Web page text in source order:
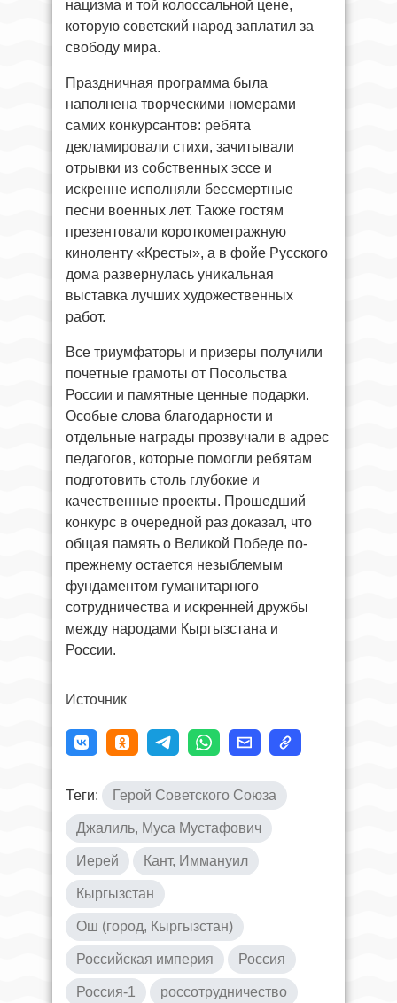
нацизма и той колоссальной цене,
которую советский народ заплатил за
свободу мира.
Праздничная программа была
наполнена творческими номерами
самих конкурсантов: ребята
декламировали стихи, зачитывали
отрывки из собственных эссе и
искренне исполняли бессмертные
песни военных лет. Также гостям
презентовали короткометражную
киноленту «Кресты», а в фойе Русского
дома развернулась уникальная
выставка лучших художественных
работ.
Все триумфаторы и призеры получили
почетные грамоты от Посольства
России и памятные ценные подарки.
Особые слова благодарности и
отдельные награды прозвучали в адрес
педагогов, которые помогли ребятам
подготовить столь глубокие и
качественные проекты. Прошедший
конкурс в очередной раз доказал, что
общая память о Великой Победе по-
прежнему остается незыблемым
фундаментом гуманитарного
сотрудничества и искренней дружбы
между народами Кыргызстана и
России.
Источник
Теги: Герой Советского Союза
Джалиль, Муса Мустафович
Иерей Кант, Иммануил
Кыргызстан
Ош (город, Кыргызстан)
Российская империя Россия
Россия-1 россотрудничество